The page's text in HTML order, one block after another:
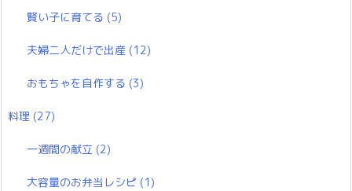
賢い子に育てる (5)
夫婦二人だけで出産 (12)
おもちゃを自作する (3)
料理 (27)
一週間の献立 (2)
大容量のお弁当レシピ (1)